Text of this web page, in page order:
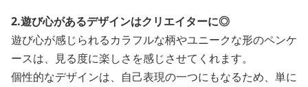
2.遊び心があるデザインはクリエイターに◎
遊び心が感じられるカラフルな柄やユニークな形のペンケ
ースは、見る度に楽しさを感じさせてくれます。
個性的なデザインは、自己表現の一つにもなるため、単に